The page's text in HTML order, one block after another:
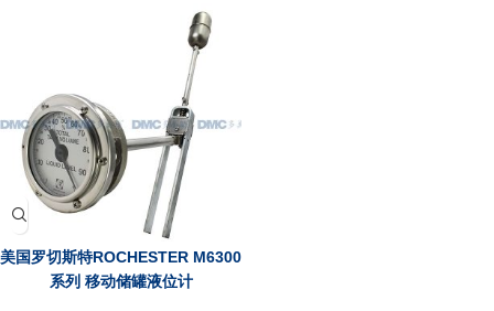
美国罗切斯特ROCHESTER M6300
系列 移动储罐液位计